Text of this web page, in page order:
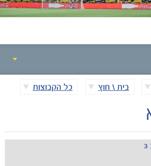
בית \ חוץ כל הקבוצות